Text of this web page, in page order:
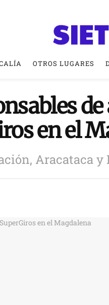
OTROS LUGARES
en el
Aracataca y